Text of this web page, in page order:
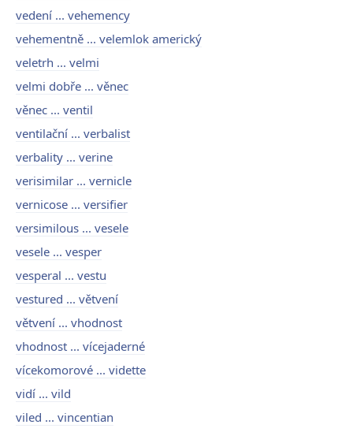
vedení ... vehemency
vehementně ... velemlok americký
veletrh ... velmi
velmi dobře ... věnec
věnec ... ventil
ventilační ... verbalist
verbality ... verine
verisimilar ... vernicle
vernicose ... versifier
versimilous ... vesele
vesele ... vesper
vesperal ... vestu
vestured ... větvení
větvení ... vhodnost
vhodnost ... vícejaderné
vícekomorové ... vidette
vidí ... vild
viled ... vincentian